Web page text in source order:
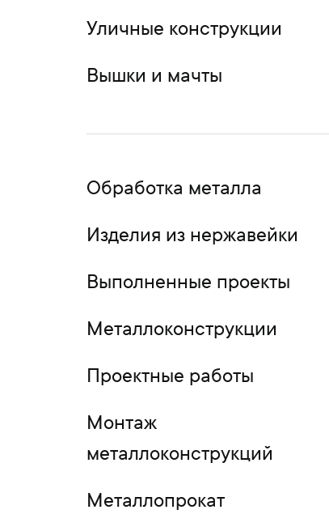
Уличные конструкции
Вышки и мачты
Обработка металла
Изделия из нержавейки
Выполненные проекты
Металлоконструкции
Проектные работы
Монтаж
металлоконструкций
Металлопрокат